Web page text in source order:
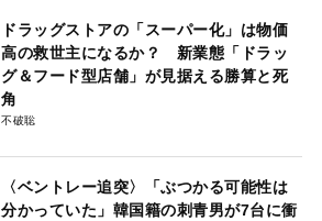
ドラッグストアの「スーパー化」は物価
高の救世主になるか？ 新業態「ドラッ
グ＆フード型店舗」が見据える勝算と死
角
不破聡
〈ベントレー追突〉「ぶつかる可能性は
分かっていた」韓国籍の刺青男が7台に衝